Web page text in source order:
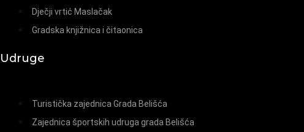
Dječji vrtić Maslačak
Gradska knjižnica i čitaonica
Udruge
Turistička zajednica Grada Belišća
Zajednica športskih udruga grada Belišća